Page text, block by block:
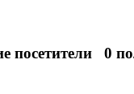
посетители 0